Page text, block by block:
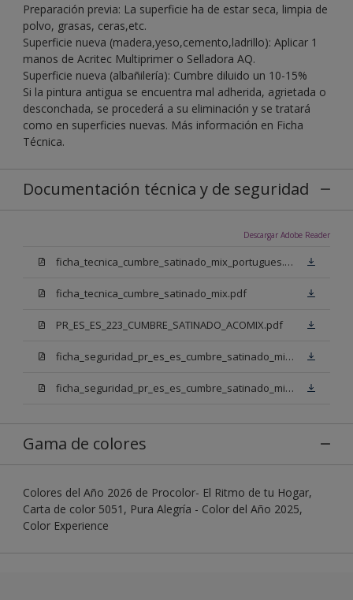
Preparación previa: La superficie ha de estar seca, limpia de
polvo, grasas, ceras,etc.
Superficie nueva (madera,yeso,cemento,ladrillo): Aplicar 1
manos de Acritec Multiprimer o Selladora AQ.
Superficie nueva (albañilería): Cumbre diluido un 10-15%
Si la pintura antigua se encuentra mal adherida, agrietada o
desconchada, se procederá a su eliminación y se tratará
como en superficies nuevas. Más información en Ficha
Técnica.
Documentación técnica y de seguridad
Descargar Adobe Reader
ficha_tecnica_cumbre_satinado_mix_portugues.pdf
ficha_tecnica_cumbre_satinado_mix.pdf
PR_ES_ES_223_CUMBRE_SATINADO_ACOMIX.pdf
ficha_seguridad_pr_es_es_cumbre_satinado_mix_bb.pdf
ficha_seguridad_pr_es_es_cumbre_satinado_mix_bn.pdf
Gama de colores
Colores del Año 2026 de Procolor- El Ritmo de tu Hogar,
Carta de color 5051, Pura Alegría - Color del Año 2025,
Color Experience